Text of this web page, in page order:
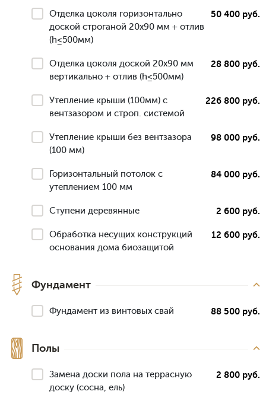
Отделка цоколя горизонтально
доской строганой 20х90 мм + отлив
(h≤500мм)
50 400 руб.
Отделка цоколя доской 20х90 мм
вертикально + отлив (h≤500мм)
28 800 руб.
Утепление крыши (100мм) с
вентзазором и строп. системой
226 800 руб.
Утепление крыши без вентзазора
(100 мм)
98 000 руб.
Горизонтальный потолок с
утеплением 100 мм
84 000 руб.
Ступени деревянные 2 600 руб.
Обработка несущих конструкций
основания дома биозащитой
12 600 руб.
Фундамент
Фундамент из винтовых свай 88 500 руб.
Полы
Замена доски пола на террасную
доску (сосна, ель)
2 800 руб.